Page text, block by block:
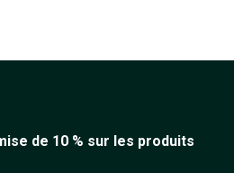
de 10 % sur les produits